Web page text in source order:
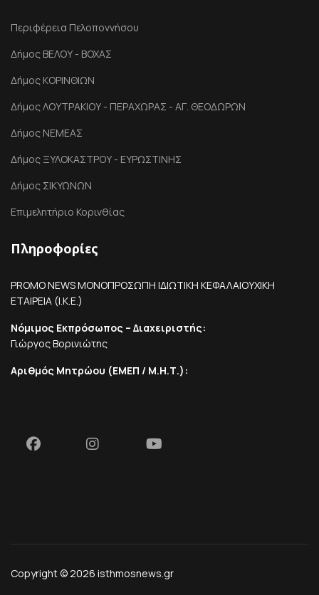
Περιφέρεια Πελοποννήσου
Δήμος ΒΕΛΟΥ - ΒΟΧΑΣ
Δήμος ΚΟΡΙΝΘΙΩΝ
Δήμος ΛΟΥΤΡΑΚΙΟΥ - ΠΕΡΑΧΩΡΑΣ - ΑΓ. ΘΕΟΔΩΡΩΝ
Δήμος ΝΕΜΕΑΣ
Δήμος ΞΥΛΟΚΑΣΤΡΟΥ - ΕΥΡΩΣΤΙΝΗΣ
Δήμος ΣΙΚΥΩΝΩΝ
Επιμελητήριο Κορινθίας
Πληροφορίες
PROMO NEWS ΜΟΝΟΠΡΟΣΩΠΗ ΙΔΙΩΤΙΚΗ ΚΕΦΑΛΑΙΟΥΧΙΚΗ
ΕΤΑΙΡΕΙΑ (Ι.Κ.Ε.)
Νόμιμος Εκπρόσωπος – Διαχειριστής:
Γιώργος Βορινιώτης
Αριθμός Μητρώου (ΕΜΕΠ / Μ.Η.Τ.):
Copyright © 2026 isthmosnews.gr